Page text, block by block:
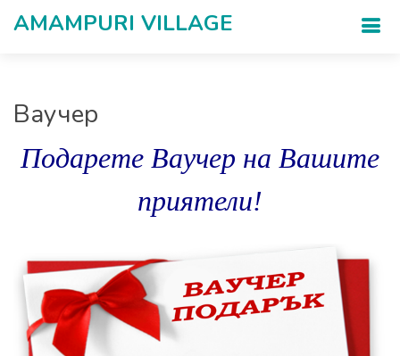
AMAMPURI VILLAGЕ
Ваучер
Подарете Ваучер на Вашите
приятели!